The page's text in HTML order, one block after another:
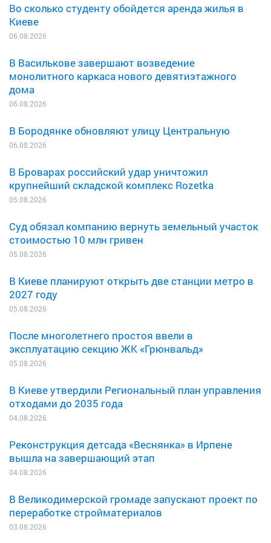
Во сколько студенту обойдется аренда жилья в
Киеве
06.08.2026
В Василькове завершают возведение
монолитного каркаса нового девятиэтажного
дома
06.08.2026
В Бородянке обновляют улицу Центральную
06.08.2026
В Броварах российский удар уничтожил
крупнейший складской комплекс Rozetka
05.08.2026
Суд обязал компанию вернуть земельный участок
стоимостью 10 млн гривен
05.08.2026
В Киеве планируют открыть две станции метро в
2027 году
05.08.2026
После многолетнего простоя ввели в
эксплуатацию секцию ЖК «Грюнвальд»
05.08.2026
В Киеве утвердили Региональный план управления
отходами до 2035 года
04.08.2026
Реконструкция детсада «Веснянка» в Ирпене
вышла на завершающий этап
04.08.2026
В Великодимерской громаде запускают проект по
переработке стройматериалов
03.08.2026